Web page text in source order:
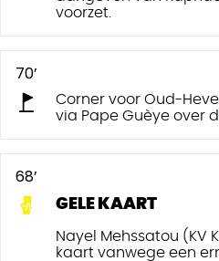
voorzet.
70’
Corner voor Oud-
via Pape Guèye over
68’
GELE KAART
Nayel Mehssatou (KV
kaart vanwege een